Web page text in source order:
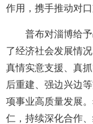
作用，携手推动对
普布对淄博给予
了经济社会发展情
真情实意支援、真
后重建、强边兴边
项事业高质量发展
仁，持续深化合作